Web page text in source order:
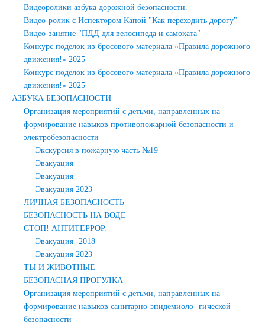
Видеоролики азбука дорожной безопасности.
Видео-ролик с Испектором Капой "Как переходить дорогу"
Видео-занятие "ПДД для велосипеда и самоката"
Конкурс поделок из бросового материала «Правила дорожного
движения!» 2025
Конкурс поделок из бросового материала «Правила дорожного
движения!» 2025
АЗБУКА БЕЗОПАСНОСТИ
Организация мероприятий с детьми, направленных на
формирование навыков противопожарной безопасности и
электробезопасности
Экскурсия в пожарную часть №19
Эвакуация
Эвакуация
Эвакуация 2023
ЛИЧНАЯ БЕЗОПАСНОСТЬ
БЕЗОПАСНОСТЬ НА ВОДЕ
СТОП! АНТИТЕРРОР.
Эвакуация -2018
Эвакуация 2023
ТЫ И ЖИВОТНЫЕ
БЕЗОПАСНАЯ ПРОГУЛКА
Организация мероприятий с детьми, направленных на
формирование навыков санитарно-эпидемиоло- гической
безопасности